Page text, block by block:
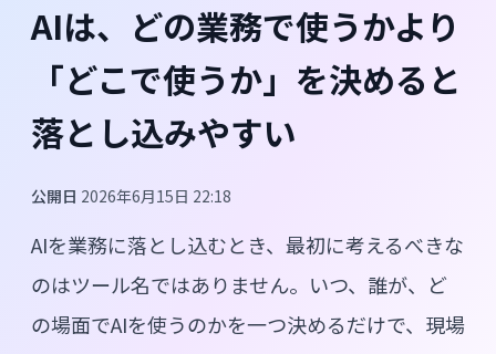
AIは、どの業務で使うかより
「どこで使うか」を決めると
落とし込みやすい
公開日 2026年6月15日 22:18
AIを業務に落とし込むとき、最初に考えるべきな
のはツール名ではありません。いつ、誰が、ど
の場面でAIを使うのかを一つ決めるだけで、現場